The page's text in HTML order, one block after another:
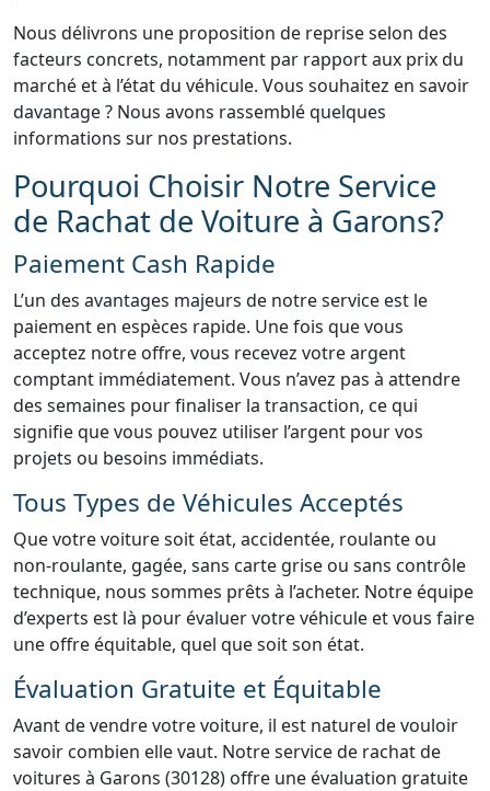
Nous délivrons une proposition de reprise selon des
facteurs concrets, notamment par rapport aux prix du
marché et à l’état du véhicule. Vous souhaitez en savoir
davantage ? Nous avons rassemblé quelques
informations sur nos prestations.
Pourquoi Choisir Notre Service
de Rachat de Voiture à Garons?
Paiement Cash Rapide
L’un des avantages majeurs de notre service est le
paiement en espèces rapide. Une fois que vous
acceptez notre offre, vous recevez votre argent
comptant immédiatement. Vous n’avez pas à attendre
des semaines pour finaliser la transaction, ce qui
signifie que vous pouvez utiliser l’argent pour vos
projets ou besoins immédiats.
Tous Types de Véhicules Acceptés
Que votre voiture soit état, accidentée, roulante ou
non-roulante, gagée, sans carte grise ou sans contrôle
technique, nous sommes prêts à l’acheter. Notre équipe
d’experts est là pour évaluer votre véhicule et vous faire
une offre équitable, quel que soit son état.
Évaluation Gratuite et Équitable
Avant de vendre votre voiture, il est naturel de vouloir
savoir combien elle vaut. Notre service de rachat de
voitures à Garons (30128) offre une évaluation gratuite